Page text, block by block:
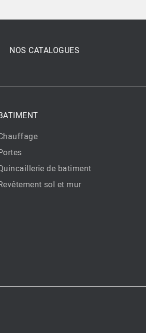
NOS CATALOGUES
de batiment
sol et mur